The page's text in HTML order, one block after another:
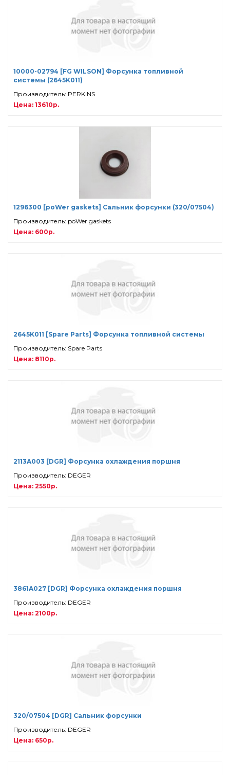
10000-02794 [FG WILSON] Форсунка топливной
системы (2645K011)
Производитель: PERKINS
Цена: 13610р.
1296300 [poWer gaskets] Сальник форсунки (320/07504)
Производитель: poWer gaskets
Цена: 600р.
2645K011 [Spare Parts] Форсунка топливной системы
Производитель: Spare Parts
Цена: 8110р.
2113A003 [DGR] Форсунка охлаждения поршня
Производитель: DEGER
Цена: 2550р.
3861A027 [DGR] Форсунка охлаждения поршня
Производитель: DEGER
Цена: 2100р.
320/07504 [DGR] Сальник форсунки
Производитель: DEGER
Цена: 650р.